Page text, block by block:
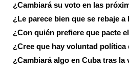
¿Cambiará su voto en las
¿Le parece bien que se rebaje
¿Con quién prefiere que pacte
¿Cree que hay voluntad
¿Cambiará algo en Cuba tras la